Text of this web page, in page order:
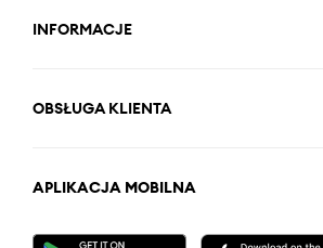
INFORMACJE
OBSŁUGA KLIENTA
APLIKACJA MOBILNA